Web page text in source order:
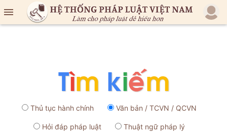

Thủ tục hành chính Văn bản / TCVN / QCVN
Hỏi đáp pháp luật Thuật ngữ pháp lý